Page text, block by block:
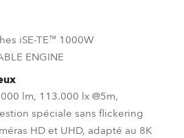
iSE-TE™ 1000W
ENGINE
lm, 113.000 lx @5m,
spéciale sans flickering
HD et UHD, adapté au 8K